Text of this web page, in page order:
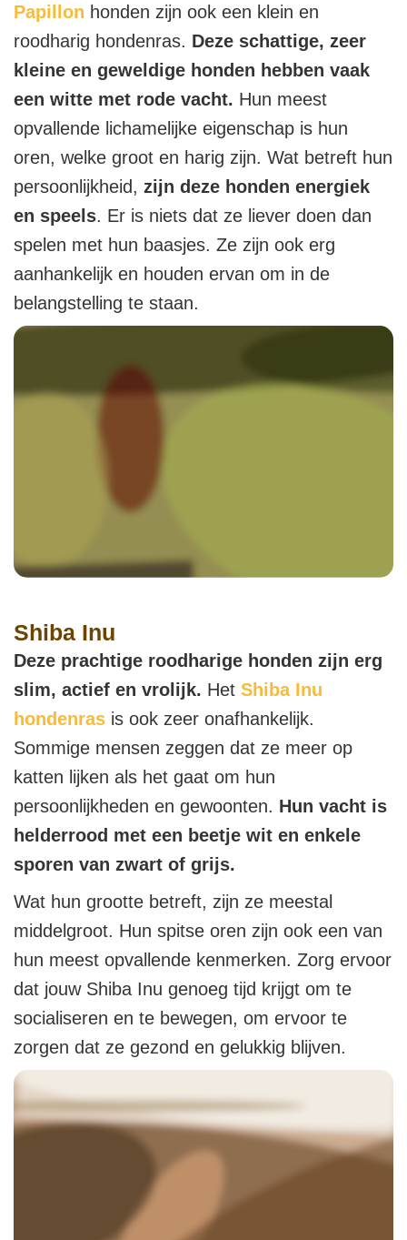
Papillon honden zijn ook een klein en
roodharig hondenras. Deze schattige, zeer
kleine en geweldige honden hebben vaak
een witte met rode vacht. Hun meest
opvallende lichamelijke eigenschap is hun
oren, welke groot en harig zijn. Wat betreft hun
persoonlijkheid, zijn deze honden energiek
en speels. Er is niets dat ze liever doen dan
spelen met hun baasjes. Ze zijn ook erg
aanhankelijk en houden ervan om in de
belangstelling te staan.
Shiba Inu
Deze prachtige roodharige honden zijn erg
slim, actief en vrolijk. Het Shiba Inu
hondenras is ook zeer onafhankelijk.
Sommige mensen zeggen dat ze meer op
katten lijken als het gaat om hun
persoonlijkheden en gewoonten. Hun vacht is
helderrood met een beetje wit en enkele
sporen van zwart of grijs.
Wat hun grootte betreft, zijn ze meestal
middelgroot. Hun spitse oren zijn ook een van
hun meest opvallende kenmerken. Zorg ervoor
dat jouw Shiba Inu genoeg tijd krijgt om te
socialiseren en te bewegen, om ervoor te
zorgen dat ze gezond en gelukkig blijven.